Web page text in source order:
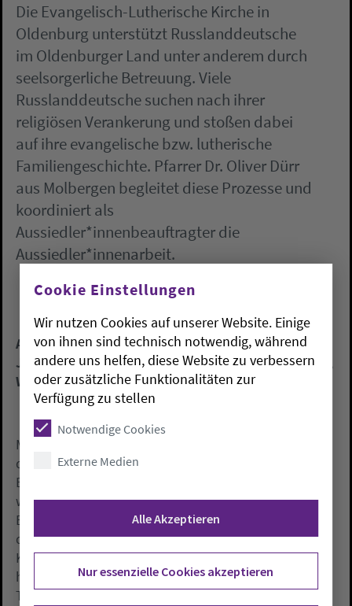
Die Evangelisch-Lutherische Kirche in
Oldenburg unterstützt Russlanddeutsche
im Oldenburger Land unter anderem durch
seelsorgerliche Betreuung. Viele
Russlanddeutsche suchen nach ihrer
religiösen Verankerung und stoßen dabei
auf ihre evangelische bzw. lutherische
Familiengeschichte. Pfarrer Dr. Oliver Dürr
aus Molbergen begleitet diese Prozesse und
koordiniert als
Aussiedler*innenbeauftragter die
Aussiedler*innenarbeit.
Arne Schäfer, Zwiespältige Lebenswelten.
Jugendliche in evangelikalen Aussiedlergemeinden,
Wiesbaden 2015.
Mit direkten Beispielen bietet Arne Schäfer eine
dezidierte Darstellung des missionarischen
Engagements von Aussiedlergemeinden. Dabei
werden gekonnt die Komponenten der
Erweckungspredigt, der persönlichen Entscheidung,
der Evangelisation in den Zusammenhang der
Konversion von Jugendlichen gestellt. Dass es
hierüber einiges nachzudenken gibt, verrät schon der
Titel des Buches.
Cookie Einstellungen
Wir nutzen Cookies auf unserer Website. Einige
von ihnen sind technisch notwendig, während
andere uns helfen, diese Website zu verbessern
oder zusätzliche Funktionalitäten zur
Verfügung zu stellen
Notwendige Cookies
Externe Medien
Alle Akzeptieren
Nur essenzielle Cookies akzeptieren